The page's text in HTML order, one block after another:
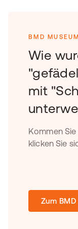
BMD MUSEUM
Wie
mit
Kommen
klicken Sie
Zum